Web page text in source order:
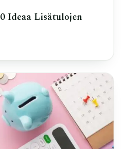
Ideaa Lisätulojen